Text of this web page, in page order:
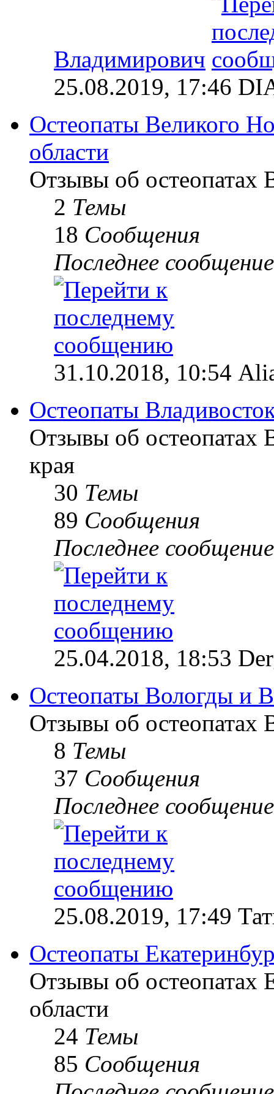
Владимирович
25.08.2019, 17:46
Остеопаты Великого
области
Отзывы об остеопатах
2 Темы
18 Сообщения
Последнее сообщение
31.10.2018, 10:54
Остеопаты
Отзывы об остеопатах
края
30 Темы
89 Сообщения
Последнее сообщение
25.04.2018, 18:53
Остеопаты Вологды и
Отзывы об остеопатах
8 Темы
37 Сообщения
Последнее сообщение
25.08.2019, 17:49
Остеопаты
Отзывы об остеопатах
области
24 Темы
85 Сообщения